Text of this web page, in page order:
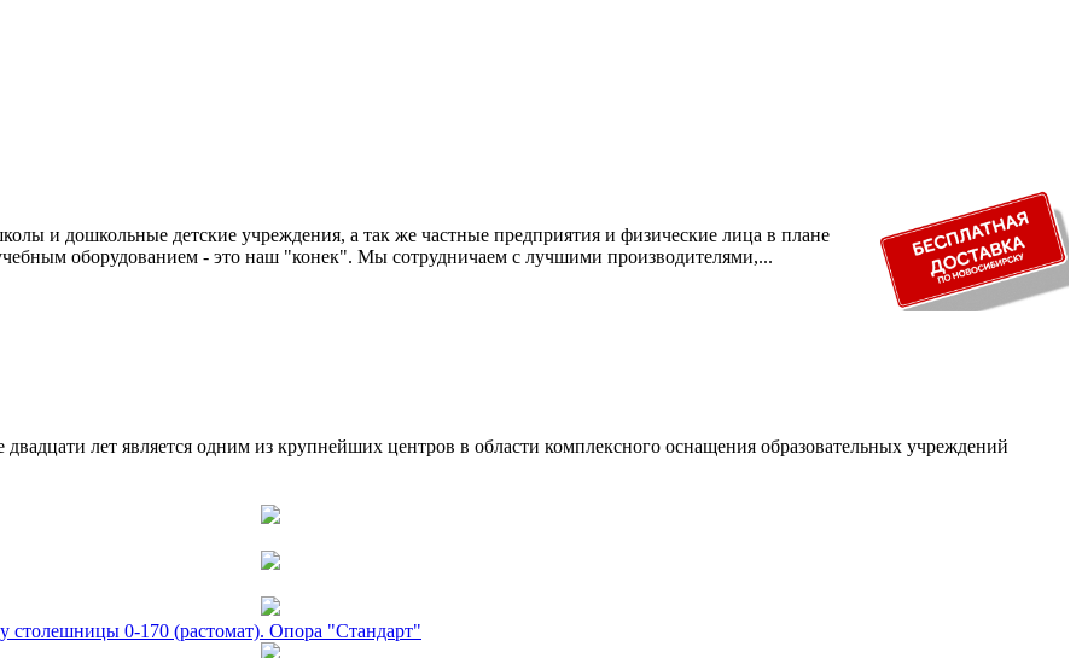
и дошкольные детские учреждения, а так же частные предприятия и физические лица в плане
оборудованием - это наш "конек". Мы сотрудничаем с лучшими производителями,...
лет является одним из крупнейших центров в области комплексного оснащения образовательных учреждений
столешницы 0-170 (растомат). Опора "Стандарт"